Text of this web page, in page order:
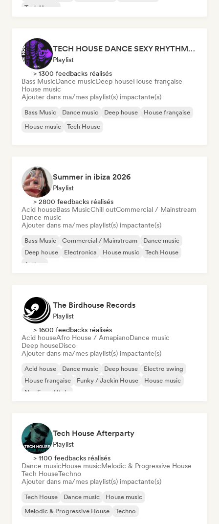
Tech House
TECH HOUSE DANCE SEXY RHYTHMS 2026
Playlist
> 1300 feedbacks réalisés
Bass MusicDance musicDeep houseHouse française
House music
Ajouter dans ma/mes playlist(s) impactante(s)
Bass Music Dance music Deep house
House française
House music
Tech House
Summer in ibiza 2026
Playlist
> 2800 feedbacks réalisés
Acid houseBass MusicChill outCommercial / Mainstream
Dance music
Ajouter dans ma/mes playlist(s) impactante(s)
Bass Music Commercial / Mainstream
Dance music
Deep house
Electronica House music
Tech House
Techno
The Birdhouse Records
Playlist
> 1600 feedbacks réalisés
Acid houseAfro House / AmapianoDance music
Deep houseDisco
Ajouter dans ma/mes playlist(s) impactante(s)
Acid house Dance music Deep house
Electro swing
House française
Funky / Jackin House
House music
Nu-disco / Italo
Tech House Afterparty
Playlist
> 1100 feedbacks réalisés
Dance musicHouse musicMelodic & Progressive House
Tech HouseTechno
Ajouter dans ma/mes playlist(s) impactante(s)
Tech House Dance music
House music
Melodic & Progressive House
Techno